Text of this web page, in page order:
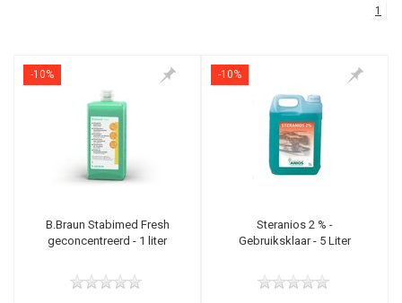
1
-10%
B.Braun Stabimed Fresh
geconcentreerd - 1 liter
-10%
Steranios 2 % -
Gebruiksklaar - 5 Liter